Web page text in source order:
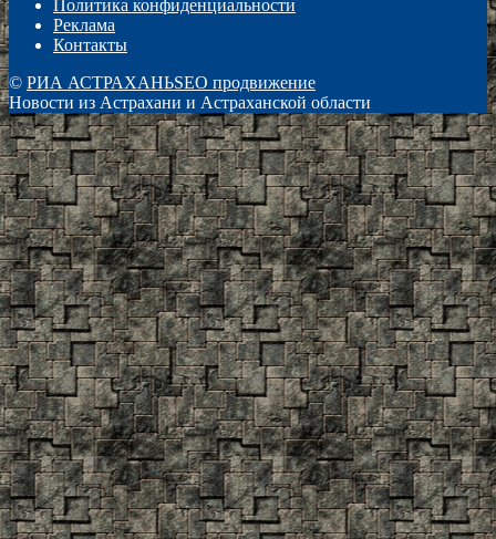
Политика конфиденциальности
Реклама
Контакты
© РИА АСТРАХАНЬSEO продвижение
Новости из Астрахани и Астраханской области